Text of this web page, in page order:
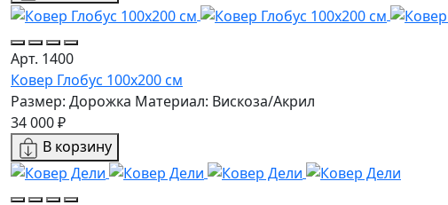
Арт. 1400
Ковер Глобус 100х200 см
Размер: Дорожка Материал: Вискоза/Акрил
34 000 ₽
В корзину